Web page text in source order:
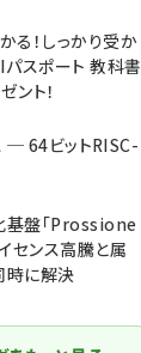
る！しっかり受か
スポート 教科書
ント！
─ 64ビットRISC-
基盤「Prossione
ンス高騰と属
時に解決